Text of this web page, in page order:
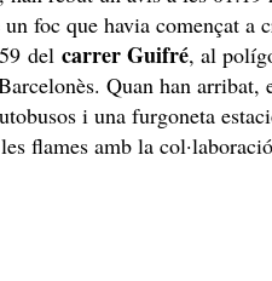
foc que havia començat a
delcarrer Guifré, al
Quan han arribat,
i una furgoneta
flames amb la